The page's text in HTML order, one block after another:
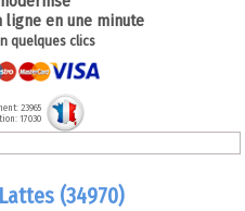
ligne en une minute
quelques clics
23965
17030
(34970)